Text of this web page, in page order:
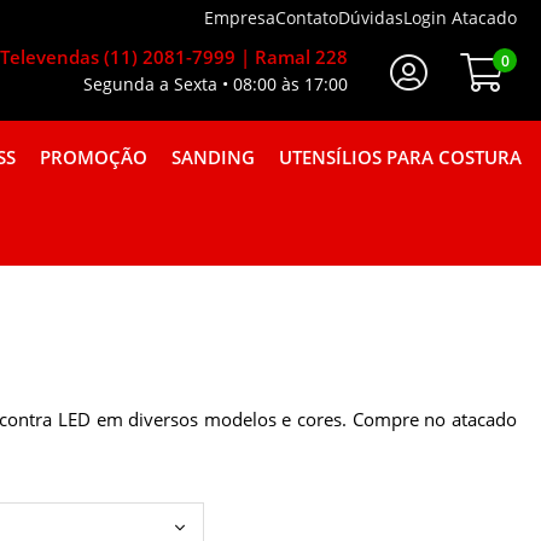
EmpresaContatoDúvidasLogin Atacado
PROMOÇÃO SANDING UTENSÍLIOS PARA COSTURA
Televendas (11) 2081-7999 | Ramal 228
Segunda a Sexta • 08:00 às 17:00
0
LED em diversos modelos e cores. Compre no atacado